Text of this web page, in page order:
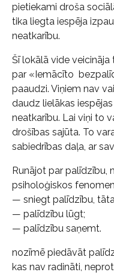
pietiekami droša
tika liegta iespēja
neatkarību.
Šī lokālā vide
par «Iemācīto
paaudzi. Viņiem nav
daudz lielākas
neatkarību. Lai viņi to
drošības sajūta. To
sabiedrības daļa, ar
Runājot par palīdzību,
psiholoģiskos
— sniegt palīdzību,
— palīdzību lūgt;
— palīdzību saņemt.
nozīmē piedāvāt
kas nav radināti,